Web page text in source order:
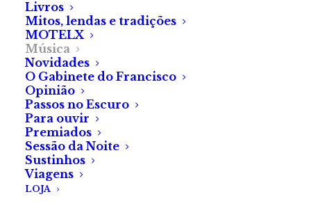
Livros
Mitos, lendas e tradições
MOTELX
Música
Novidades
O Gabinete do Francisco
Opinião
Passos no Escuro
Para ouvir
Premiados
Sessão da Noite
Sustinhos
Viagens
LOJA
Artigo
by Fábrica do Terror
«A Spooky Ballad», uma
música de Patrícia Sá